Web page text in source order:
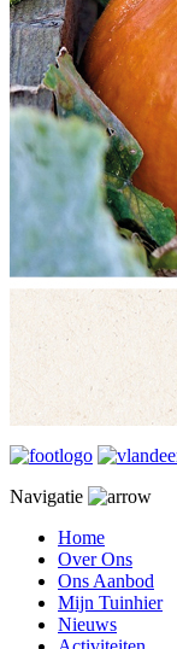
Navigatie
Home
Over Ons
Ons Aanbod
Mijn Tuinhier
Nieuws